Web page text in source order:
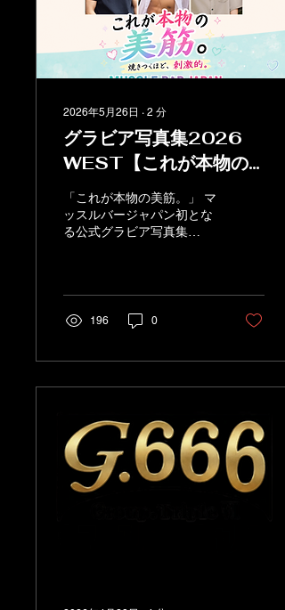
2026年5月26日 ∙ 2 分
グラビア写真集2026
WEST【これが本物の
美筋。焼きつくほど、刺
激的。】
「これが本物の美筋。」 マ
ッスルバージャパン初とな
る公式グラビア写真集
筋。焼きつくほど、刺激
的。】が遂に完成。
196 0